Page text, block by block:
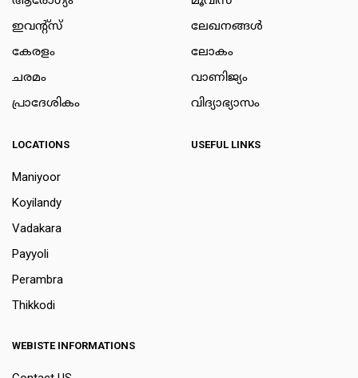
ഇവന്റ്സ്
കേരളം
ചരമം
പ്രാദേശികം
ലേഖനങ്ങള്‍
ലോകം
വാണിജ്യം
വിദ്യാഭ്യാസം
LOCATIONS
Maniyoor
Koyilandy
Vadakara
Payyoli
Perambra
Thikkodi
USEFUL LINKS
WEBISTE INFORMATIONS